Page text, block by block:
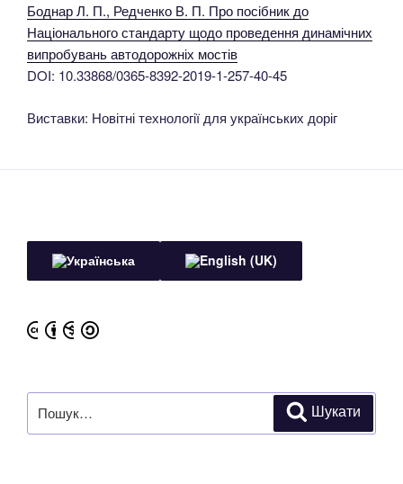
Боднар Л. П., Редченко В. П. Про посібник до
Національного стандарту щодо проведення динамічних
випробувань автодорожніх мостів
DOI: 10.33868/0365-8392-2019-1-257-40-45
Виставки: Новітні технології для українських доріг
за
Шукати